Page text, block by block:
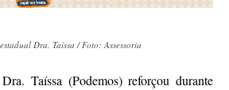
Dra. Taíssa / Foto: Assessoria
Taíssa (Podemos) reforçou durante